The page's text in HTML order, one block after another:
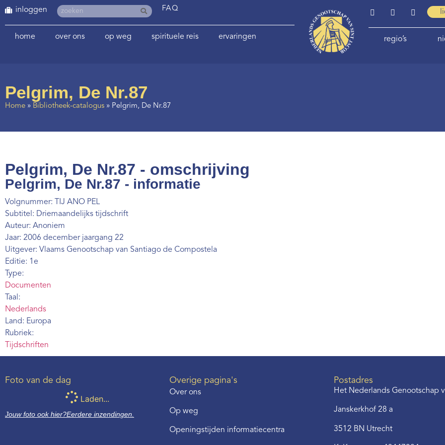
inloggen FAQ
home over ons op weg spirituele reis ervaringen regio’s
Pelgrim, De Nr.87
Home » Bibliotheek-catalogus » Pelgrim, De Nr.87
Pelgrim, De Nr.87 - omschrijving
Pelgrim, De Nr.87 - informatie
Volgnummer: TIJ ANO PEL
Subtitel: Driemaandelijks tijdschrift
Auteur: Anoniem
Jaar: 2006 december jaargang 22
Uitgever: Vlaams Genootschap van Santiago de Compostela
Editie: 1e
Type:
Documenten
Taal:
Nederlands
Land: Europa
Rubriek:
Tijdschriften
Foto van de dag
Laden...
Jouw foto ook hier?Eerdere inzendingen.
Overige pagina's
Over ons
Op weg
Openingstijden informatiecentra
Postadres
Het Nederlands Genootschap
Janskerkhof 28 a
3512 BN Utrecht